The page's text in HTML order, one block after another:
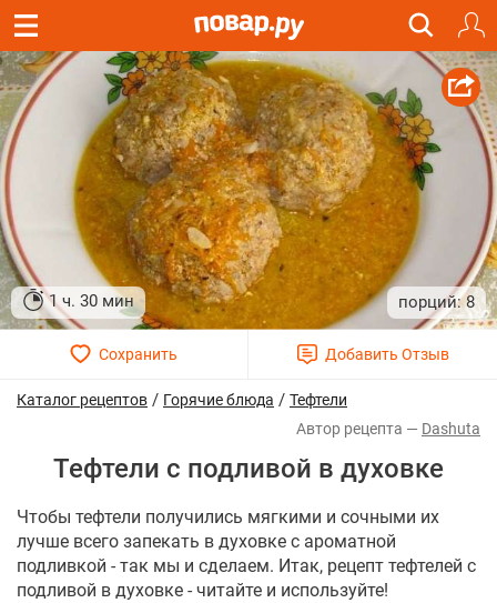
1 ч. 30 мин 8
Каталог рецептов / Горячие блюда / Тефтели
Dashuta
Тефтели с подливой в духовке
Чтобы тефтели получились мягкими и сочными их
лучше всего запекать в духовке с ароматной
подливкой - так мы и сделаем. Итак, рецепт тефтелей с
подливой в духовке - читайте и используйте!